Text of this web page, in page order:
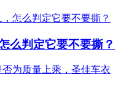
么判定它要不要撕？